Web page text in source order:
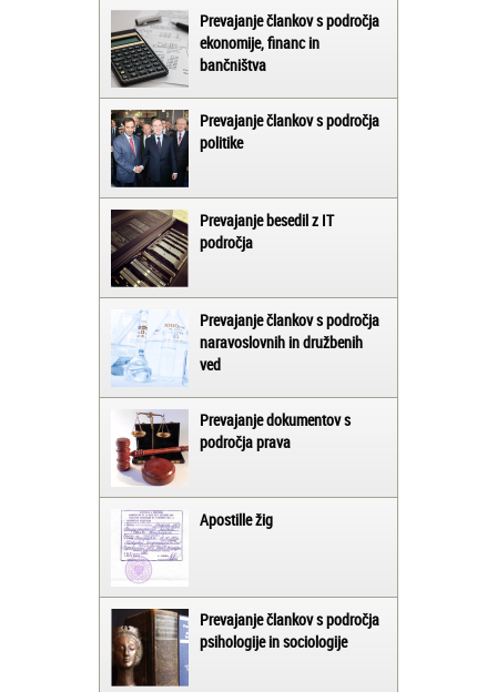
Prevajanje člankov s področja
ekonomije, financ in
bančništva
Prevajanje člankov s področja
politike
Prevajanje besedil z IT
področja
Prevajanje člankov s področja
naravoslovnih in družbenih
ved
Prevajanje dokumentov s
področja prava
Apostille žig
Prevajanje člankov s področja
psihologije in sociologije